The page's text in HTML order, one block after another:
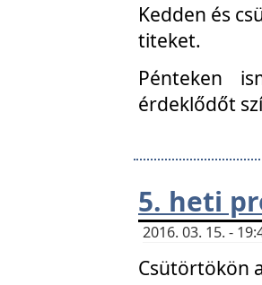
Kedden és
titeket.
Pénteken
érdeklődőt
5. heti
2016. 03. 15. -
Csütörtökön